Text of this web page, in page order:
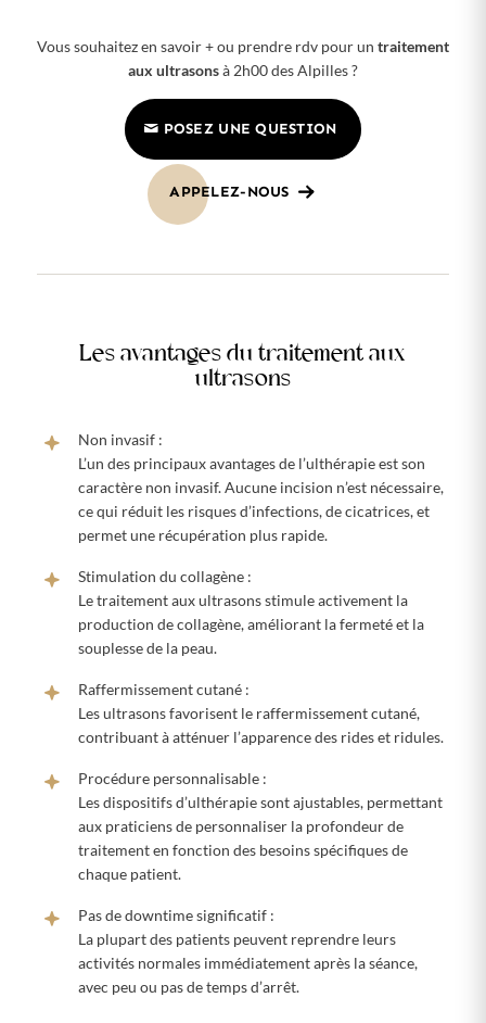
Vous souhaitez en savoir + ou prendre rdv pour un traitement
aux ultrasonsà 2h00 des Alpilles ?
POSEZ UNE QUESTION
APPELEZ-NOUS
Les avantages du traitement aux
ultrasons
Non invasif :
L’un des principaux avantages de l’ulthérapie est son
caractère non invasif. Aucune incision n’est nécessaire,
ce qui réduit les risques d’infections, de cicatrices, et
permet une récupération plus rapide.
Stimulation du collagène :
Le traitement aux ultrasons stimule activement la
production de collagène, améliorant la fermeté et la
souplesse de la peau.
Raffermissement cutané :
Les ultrasons favorisent le raffermissement cutané,
contribuant à atténuer l’apparence des rides et ridules.
Procédure personnalisable :
Les dispositifs d’ulthérapie sont ajustables, permettant
aux praticiens de personnaliser la profondeur de
traitement en fonction des besoins spécifiques de
chaque patient.
Pas de downtime significatif :
La plupart des patients peuvent reprendre leurs
activités normales immédiatement après la séance,
avec peu ou pas de temps d’arrêt.